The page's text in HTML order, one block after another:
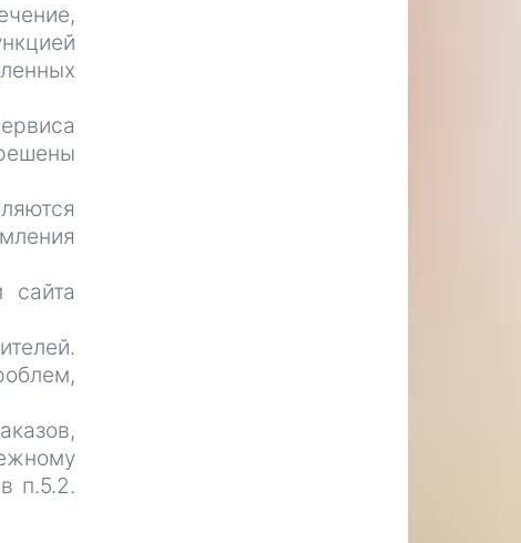
п.5.2.